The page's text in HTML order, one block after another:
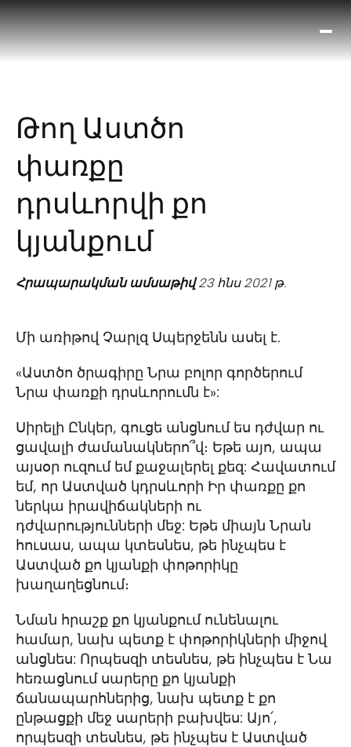
Թող Աստծո
փառքը
դրսևորվի քո
կյանքում
Հրապարակման ամսաթիվ23 հնս 2021 թ.
Մի առիթով Չարլզ Սպերջենն ասել է.
«Աստծո ծրագիրը Նրա բոլոր գործերում
Նրա փառքի դրսևորումն է»:
Սիրելի Ընկեր, գուցե անցնում ես դժվար ու
ցավալի ժամանակներո՞վ։ Եթե այո, ապա
այսօր ուզում եմ քաջալերել քեզ: Հավատում
եմ, որ Աստված կդրսևորի Իր փառքը քո
ներկա իրավիճակների ու
դժվարությունների մեջ: Եթե միայն Նրան
հուսաս, ապա կտեսնես, թե ինչպես է
Աստված քո կյանքի փոթորիկը
խաղաղեցնում։
Նման հրաշք քո կյանքում ունենալու
համար, նախ պետք է փոթորիկների միջով
անցնես: Որպեսզի տեսնես, թե ինչպես է Նա
հեռացնում սարերը քո կյանքի
ճանապարհներից, նախ պետք է քո
ընթացքի մեջ սարերի բախվես: Այո՛,
որպեսզի տեսնես, թե ինչպես է Աստված